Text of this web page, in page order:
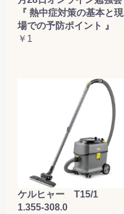
『 熱中症対策の基本と現
場での予防ポイント 』
￥1
ケルヒャー T15/1
1.355-308.0